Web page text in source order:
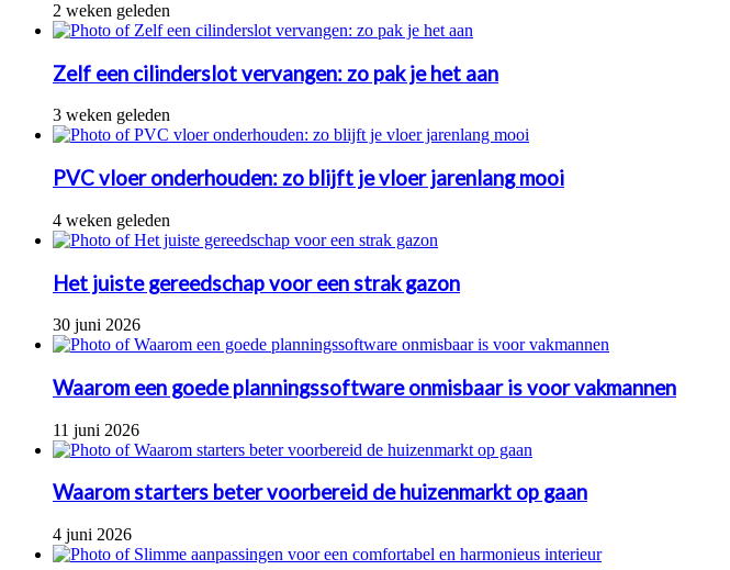
2 weken geleden
Zelf een cilinderslot vervangen: zo pak je het aan
3 weken geleden
PVC vloer onderhouden: zo blijft je vloer jarenlang mooi
4 weken geleden
Het juiste gereedschap voor een strak gazon
30 juni 2026
Waarom een goede planningssoftware onmisbaar is voor vakmannen
11 juni 2026
Waarom starters beter voorbereid de huizenmarkt op gaan
4 juni 2026